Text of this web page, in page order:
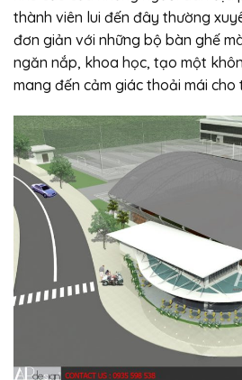
thành viên lui đến đây thường
đơn giản với những bộ bàn ghế
ngăn nắp, khoa học, tạo một
mang đến cảm giác thoải mái cho